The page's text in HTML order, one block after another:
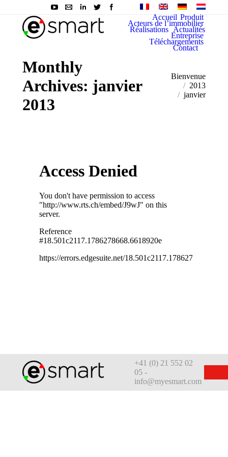
Accueil Produit
Acteurs de l’immobilier
Réalisations Actualités
Entreprise
Téléchargements
Contact
Monthly
Archives: janvier
2013
You are here:
Bienvenue
2013
janvier
+41 (0) 21 552 02
05 -
info@myesmart.com